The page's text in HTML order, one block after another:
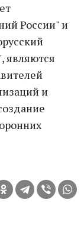
России" и
являются
и